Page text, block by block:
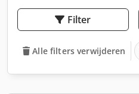
Filter
Alle filters verwijderen